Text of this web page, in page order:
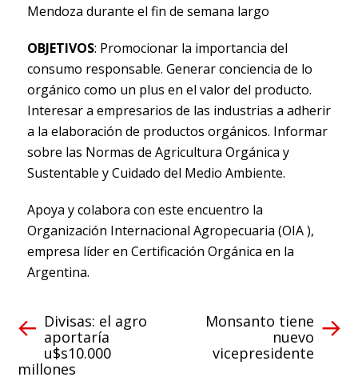
Mendoza durante el fin de semana largo
OBJETIVOS: Promocionar la importancia del
consumo responsable. Generar conciencia de lo
orgánico como un plus en el valor del producto.
Interesar a empresarios de las industrias a adherir
a la elaboración de productos orgánicos. Informar
sobre las Normas de Agricultura Orgánica y
Sustentable y Cuidado del Medio Ambiente.
Apoya y colabora con este encuentro la
Organización Internacional Agropecuaria (OIA ),
empresa líder en Certificación Orgánica en la
Argentina.
Divisas: el agro
aportaría
u$s10.000
millones
Monsanto tiene
nuevo
vicepresidente